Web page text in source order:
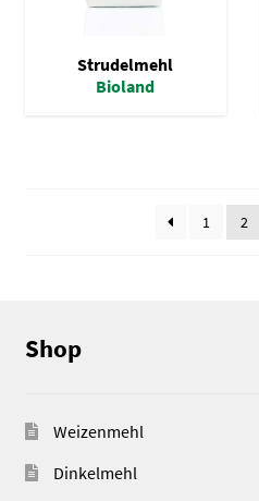
Strudelmehl
Bioland
1 2
Shop
Weizenmehl
Dinkelmehl